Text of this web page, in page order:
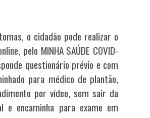
o cidadão pode realizar o
pelo MINHA SAÚDE COVID-
questionário prévio e com
para médico de plantão,
por vídeo, sem sair da
e encaminha para exame em